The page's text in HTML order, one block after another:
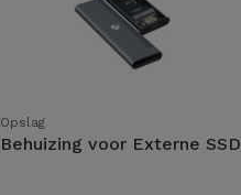
Opslag
Behuizing voor Externe SSD